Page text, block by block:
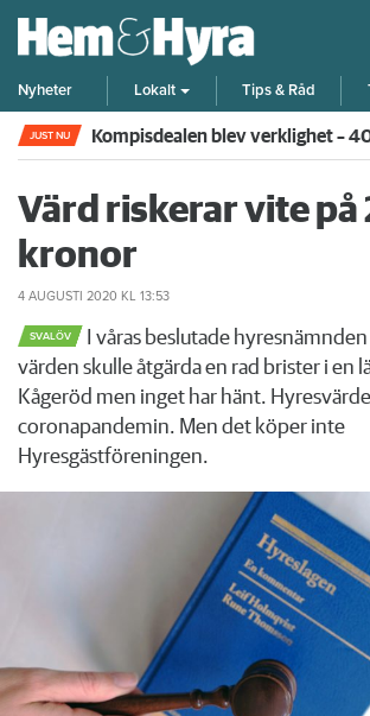
Nyheter Lokalt Tips & Råd
JUST NU Rökte inomhus och övergav
Värd riskerar vite på
kronor
4 AUGUSTI 2020 KL 13:53
SVALÖV
I våras beslutade
värden skulle åtgärda en rad brister i en
Kågeröd men inget har hänt.
coronapandemin. Men det köper inte
Hyresgästföreningen.